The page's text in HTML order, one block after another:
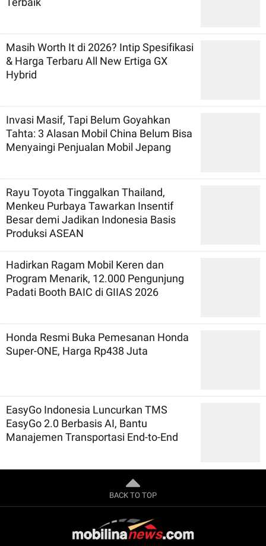
Masih Worth It di 2026? Intip Spesifikasi
& Harga Terbaru All New Ertiga GX
Hybrid
Invasi Masif, Tapi Belum Goyahkan
Tahta: 3 Alasan Mobil China Belum Bisa
Menyaingi Penjualan Mobil Jepang
Rayu Toyota Tinggalkan Thailand,
Menkeu Purbaya Tawarkan Insentif
Besar demi Jadikan Indonesia Basis
Produksi ASEAN
Hadirkan Ragam Mobil Keren dan
Program Menarik, 12.000 Pengunjung
Padati Booth BAIC di GIIAS 2026
Honda Resmi Buka Pemesanan Honda
Super-ONE, Harga Rp438 Juta
EasyGo Indonesia Luncurkan TMS
EasyGo 2.0 Berbasis AI, Bantu
Manajemen Transportasi End-to-End
BACK TO TOP